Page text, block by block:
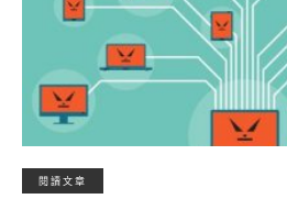
閱讀文章